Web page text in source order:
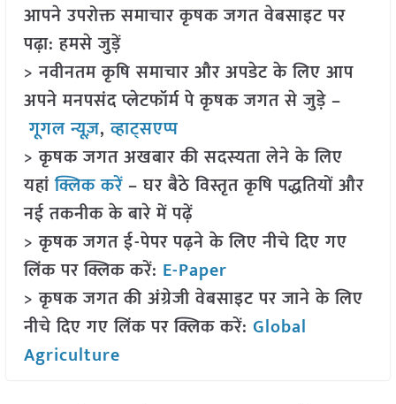
आपने उपरोक्त समाचार कृषक जगत वेबसाइट पर
पढ़ा: हमसे जुड़ें
> नवीनतम कृषि समाचार और अपडेट के लिए आप
अपने मनपसंद प्लेटफॉर्म पे कृषक जगत से जुड़े –
गूगल न्यूज़,व्हाट्सएप्प
> कृषक जगत अखबार की सदस्यता लेने के लिए
यहांक्लिक करें– घर बैठे विस्तृत कृषि पद्धतियों और
नई तकनीक के बारे में पढ़ें
> कृषक जगत ई-पेपर पढ़ने के लिए नीचे दिए गए
लिंक पर क्लिक करें: E-Paper
> कृषक जगत की अंग्रेजी वेबसाइट पर जाने के लिए
नीचे दिए गए लिंक पर क्लिक करें: Global
Agriculture